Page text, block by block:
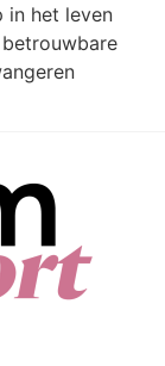
in het leven